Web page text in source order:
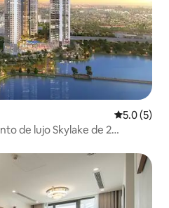
5.0 (5)
de lujo Skylake de 2